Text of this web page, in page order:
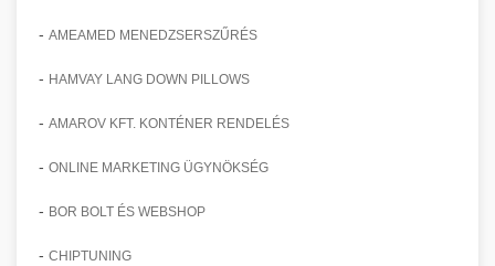
- AMEAMED MENEDZSERSZŰRÉS
- HAMVAY LANG DOWN PILLOWS
- AMAROV KFT. KONTÉNER RENDELÉS
- ONLINE MARKETING ÜGYNÖKSÉG
- BOR BOLT ÉS WEBSHOP
- CHIPTUNING